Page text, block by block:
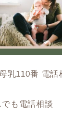
乳110番 電話
も電話相談